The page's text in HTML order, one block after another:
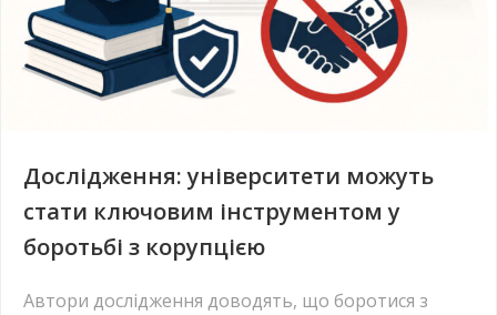
Дослідження: університети можуть
стати ключовим інструментом у
боротьбі з корупцією
Автори дослідження доводять, що боротися з